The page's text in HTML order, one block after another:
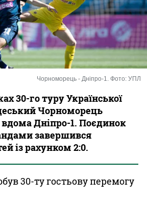
Букмекери
Казино
Чорноморець - Дніпро-1. Фото: УПЛ
30-го туру Української
Чорноморець
Дніпро-1. Поєдинок
завершився
із рахунком 2:0.
30-ту гостьову перемогу